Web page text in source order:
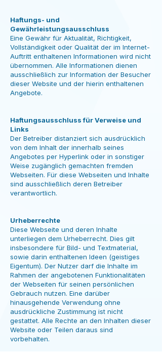
Haftungs- und
Gewährleistungsausschluss​
Eine Gewähr für Aktualität, Richtigkeit,
Vollständigkeit oder Qualität der im Internet-
Auftritt enthaltenen Informationen wird nicht
übernommen. Alle Informationen dienen
ausschließlich zur Information der Besucher
dieser Website und der hierin enthaltenen
Angebote.
Haftungsausschluss für Verweise und
Links
Der Betreiber distanziert sich ausdrücklich
von dem Inhalt der innerhalb seines
Angebotes per Hyperlink oder in sonstiger
Weise zugänglich gemachten fremden
Webseiten. Für diese Webseiten und Inhalte
sind ausschließlich deren Betreiber
verantwortlich.
Urheberrechte​
Diese Webseite und deren Inhalte
unterliegen dem Urheberrecht. Dies gilt
insbesondere für Bild- und Textmaterial,
sowie darin enthaltenen Ideen (geistiges
Eigentum). Der Nutzer darf die Inhalte im
Rahmen der angebotenen Funktionalitäten
der Webseiten für seinen persönlichen
Gebrauch nutzen. Eine darüber
hinausgehende Verwendung ohne
ausdrückliche Zustimmung ist nicht
gestattet. Alle Rechte an den Inhalten dieser
Website oder Teilen daraus sind
vorbehalten.